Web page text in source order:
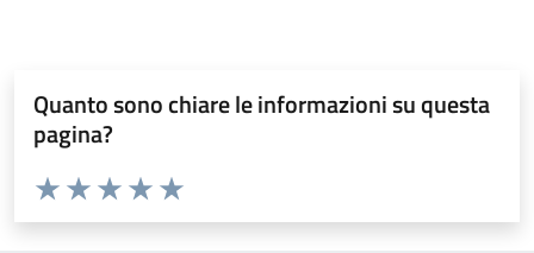
Quanto sono chiare le informazioni su questa
pagina?
Valuta da 1 a 5 stelle la pagina
Valuta 5 stelle su 5
Valuta 4 stelle su 5
Valuta 3 stelle su 5
Valuta 2 stelle su 5
Valuta 1 stelle su 5